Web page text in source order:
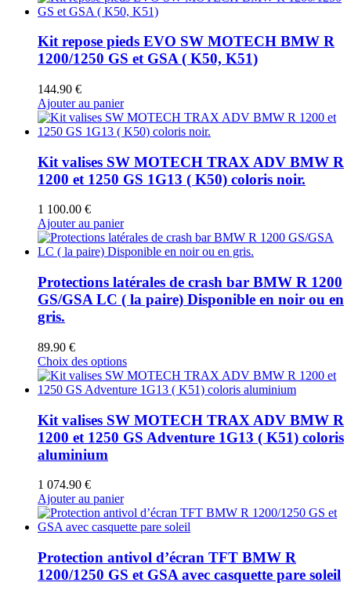
sur
la
du
produit
Kit repose pieds EVO SW MOTECH BMW R
1200/1250 GS et GSA ( K50, K51)
144.90 €
Ajouter au panier
Kit valises SW MOTECH TRAX ADV BMW R
1200 et 1250 GS 1G13 ( K50) coloris noir.
1 100.00 €
Ajouter au panier
Protections latérales de crash bar BMW R 1200
GS/GSA LC ( la paire) Disponible en noir ou en
gris.
89.90 €
Choix des optionsCe
produit
a
variations.
Les
options
la
page
produit
Kit valises SW MOTECH TRAX ADV BMW R
1200 et 1250 GS Adventure 1G13 ( K51) coloris
aluminium
1 074.90 €
Ajouter au panier
Protection antivol d’écran TFT BMW R
1200/1250 GS et GSA avec casquette pare soleil